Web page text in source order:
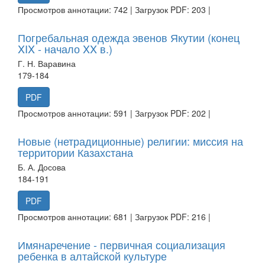
Просмотров аннотации: 742 | Загрузок PDF: 203 |
Погребальная одежда эвенов Якутии (конец
XIX - начало XX в.)
Г. Н. Варавина
179-184
PDF
Просмотров аннотации: 591 | Загрузок PDF: 202 |
Новые (нетрадиционные) религии: миссия на
территории Казахстана
Б. А. Досова
184-191
PDF
Просмотров аннотации: 681 | Загрузок PDF: 216 |
Имянаречение - первичная социализация
ребенка в алтайской культуре